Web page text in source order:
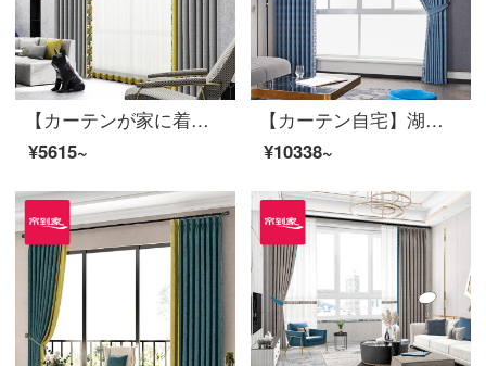
【カーテンが家に着く】簡単なカーテン製品のポリエステルをつなぎ合わせてリビングルームを遮光してカスタマイズします。面白い灰定型窓JBLW-001 Sフック/カーテンヘッドを含まない(高さ2.6 m以内で変更可能)XSのカーテンセット/ダブルオープン(適用窓幅2 m以下)
¥5615~
【カーテン自宅】湖の光オーダーメイドリビングルームの高遮光窓高精密ジャカード定型カーテンの完成品をつなぎ合わせてLDC 20 FWC-Sフック/カーテンヘッドを含まない(高さ2.6 m以内で改変可能)Lカーテンのセット/ダブルオープン(適用窓幅2.9-3.2 m)
¥10338~